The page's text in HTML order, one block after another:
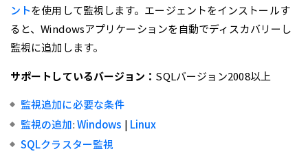
ントを使用して監視します。エージェントをインストールす
ると、Windowsアプリケーションを自動でディスカバリーし
監視に追加します。
サポートしているバージョン： SQLバージョン2008以上
監視追加に必要な条件
監視の追加:Windows | Linux
SQLクラスター監視